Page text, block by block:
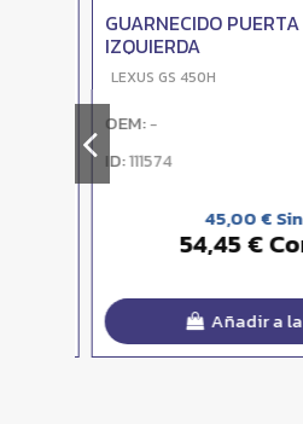
GUARNECIDO PUERTA
IZQUIERDA
LEXUS GS 450H
OEM:-
ID:111574
45,00 € Sin
54,45 €
Añadir a la